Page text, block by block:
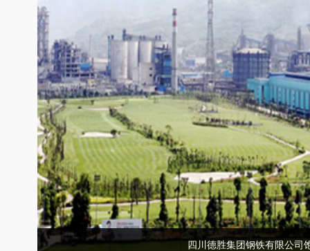
四川德胜集团钢铁有限公司